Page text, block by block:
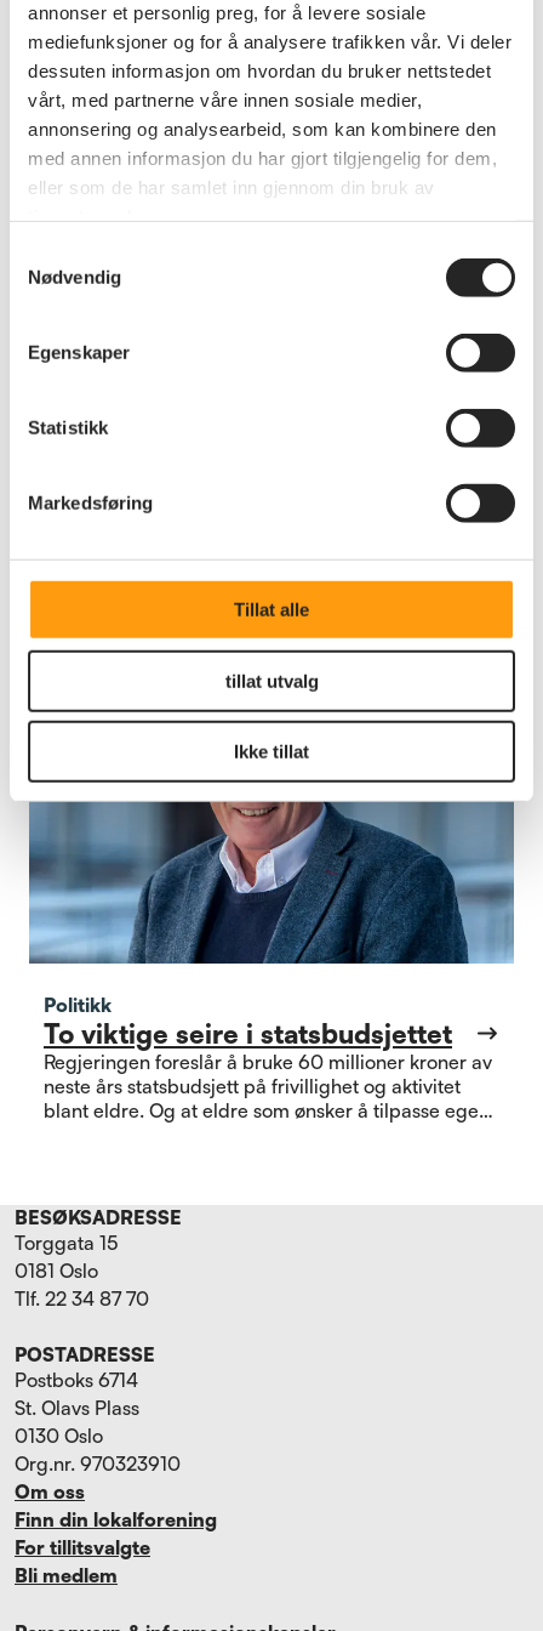
annonser et personlig preg, for å levere sosiale
mediefunksjoner og for å analysere trafikken vår. Vi deler
dessuten informasjon om hvordan du bruker nettstedet
vårt, med partnerne våre innen sosiale medier,
annonsering og analysearbeid, som kan kombinere den
med annen informasjon du har gjort tilgjengelig for dem,
eller som de har samlet inn gjennom din bruk av
Nødvendig
Egenskaper
Statistikk
Markedsføring
Tillat alle
tillat utvalg
Ikke tillat
minstepensjonister
minstepensjonen med 8 000 kroner i året. - Dette
er et viktig gjennomslag, som viser at målrettet
Politikk
To viktige seire i statsbudsjettet
Regjeringen foreslår å bruke 60 millioner kroner av
neste års statsbudsjett på frivillighet og aktivitet
blant eldre. Og at eldre som ønsker å tilpasse egen
BESØKSADRESSE
Torggata 15
0181 Oslo
Tlf. 22 34 87 70
POSTADRESSE
Postboks 6714
St. Olavs Plass
0130 Oslo
Org.nr. 970323910
Om oss
Finn din lokalforening
For tillitsvalgte
Bli medlem